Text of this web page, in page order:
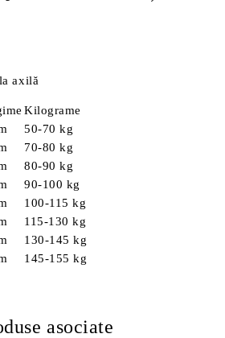
axilă
Kilograme
50-70 kg
70-80 kg
80-90 kg
90-100 kg
100-115 kg
115-130 kg
130-145 kg
145-155 kg
asociate